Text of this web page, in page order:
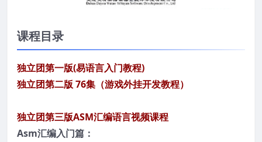
课程目录
独立团第一版(易语言入门教程)
独立团第二版 76集（游戏外挂开发教程）
独立团第三版ASM汇编语言视频课程
Asm汇编入门篇：